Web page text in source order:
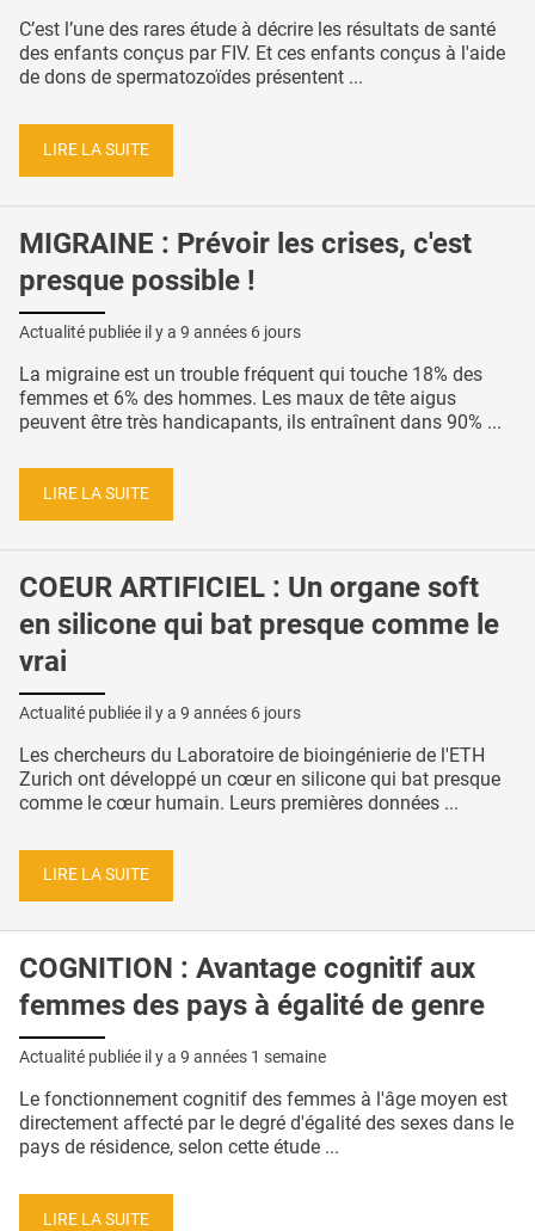
C’est l’une des rares étude à décrire les résultats de santé
des enfants conçus par FIV. Et ces enfants conçus à l'aide
de dons de spermatozoïdes présentent ...
LIRE LA SUITE
MIGRAINE : Prévoir les crises, c'est
presque possible !
Actualité publiée il y a 9 années 6 jours
La migraine est un trouble fréquent qui touche 18% des
femmes et 6% des hommes. Les maux de tête aigus
peuvent être très handicapants, ils entraînent dans 90% ...
LIRE LA SUITE
COEUR ARTIFICIEL : Un organe soft
en silicone qui bat presque comme le
vrai
Actualité publiée il y a 9 années 6 jours
Les chercheurs du Laboratoire de bioingénierie de l'ETH
Zurich ont développé un cœur en silicone qui bat presque
comme le cœur humain. Leurs premières données ...
LIRE LA SUITE
COGNITION : Avantage cognitif aux
femmes des pays à égalité de genre
Actualité publiée il y a 9 années 1 semaine
Le fonctionnement cognitif des femmes à l'âge moyen est
directement affecté par le degré d'égalité des sexes dans le
pays de résidence, selon cette étude ...
LIRE LA SUITE